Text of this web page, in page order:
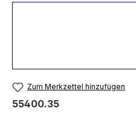
Zum Merkzettel hinzufügen
55400.35